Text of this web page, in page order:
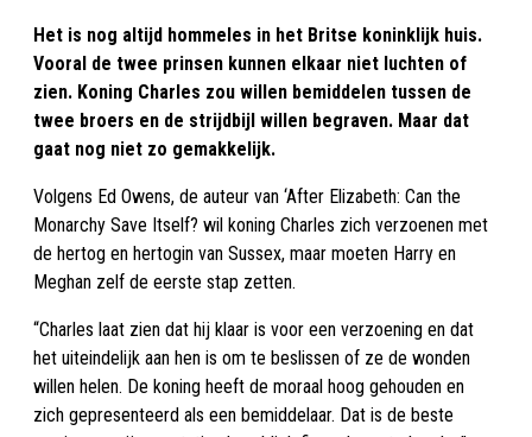
Het is nog altijd hommeles in het Britse koninklijk huis.
Vooral de twee prinsen kunnen elkaar niet luchten of
zien. Koning Charles zou willen bemiddelen tussen de
twee broers en de strijdbijl willen begraven. Maar dat
gaat nog niet zo gemakkelijk.
Volgens Ed Owens, de auteur van ‘After Elizabeth: Can the
Monarchy Save Itself? wil koning Charles zich verzoenen met
de hertog en hertogin van Sussex, maar moeten Harry en
Meghan zelf de eerste stap zetten.
“Charles laat zien dat hij klaar is voor een verzoening en dat
het uiteindelijk aan hen is om te beslissen of ze de wonden
willen helen. De koning heeft de moraal hoog gehouden en
zich gepresenteerd als een bemiddelaar. Dat is de beste